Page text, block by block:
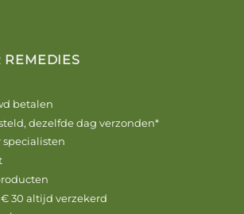
REMEDIES
betalen
dezelfde dag verzonden*
specialisten
30 altijd verzekerd